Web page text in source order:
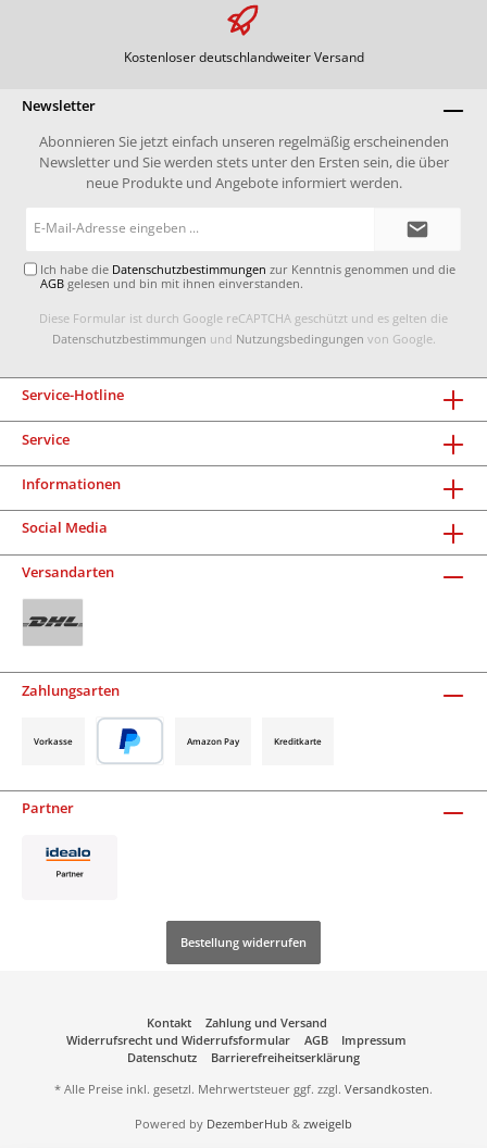
Kostenloser deutschlandweiter Versand
Newsletter
Abonnieren Sie jetzt einfach unseren regelmäßig erscheinenden
Newsletter und Sie werden stets unter den Ersten sein, die über
neue Produkte und Angebote informiert werden.
Ich habe die Datenschutzbestimmungen zur Kenntnis genommen und die
AGB gelesen und bin mit ihnen einverstanden.
Diese Formular ist durch Google reCAPTCHA geschützt und es gelten die
Datenschutzbestimmungen und Nutzungsbedingungen von Google.
Service-Hotline
Service
Informationen
Social Media
Versandarten
Zahlungsarten
Vorkasse Amazon Pay Kreditkarte
Partner
Bestellung widerrufen
Kontakt
Zahlung und Versand
Widerrufsrecht und Widerrufsformular
AGB
Impressum
Datenschutz
Barrierefreiheitserklärung
* Alle Preise inkl. gesetzl. Mehrwertsteuer ggf. zzgl. Versandkosten.
Powered by DezemberHub & zweigelb